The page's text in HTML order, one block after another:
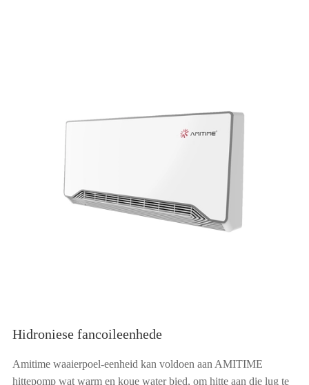
Hidroniese fancoileenhede
Amitime waaierpoel-eenheid kan voldoen aan AMITIME
hittepomp wat warm en koue water bied, om hitte aan die lug te